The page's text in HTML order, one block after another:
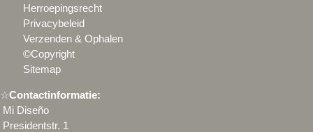
Herroepingsrecht
Privacybeleid
Verzenden & Ophalen
©Copyright
Sitemap
☆Contactinformatie:
Mi Diseño
Presidentstr. 1